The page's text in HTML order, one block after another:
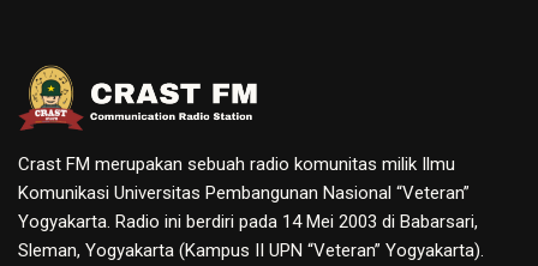
Crast FM merupakan sebuah radio komunitas milik Ilmu
Komunikasi Universitas Pembangunan Nasional “Veteran”
Yogyakarta. Radio ini berdiri pada 14 Mei 2003 di Babarsari,
Sleman, Yogyakarta (Kampus II UPN “Veteran” Yogyakarta).